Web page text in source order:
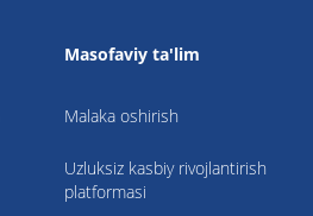
Masofaviy ta'lim
Malaka oshirish
Uzluksiz kasbiy rivojlantirish
platformasi